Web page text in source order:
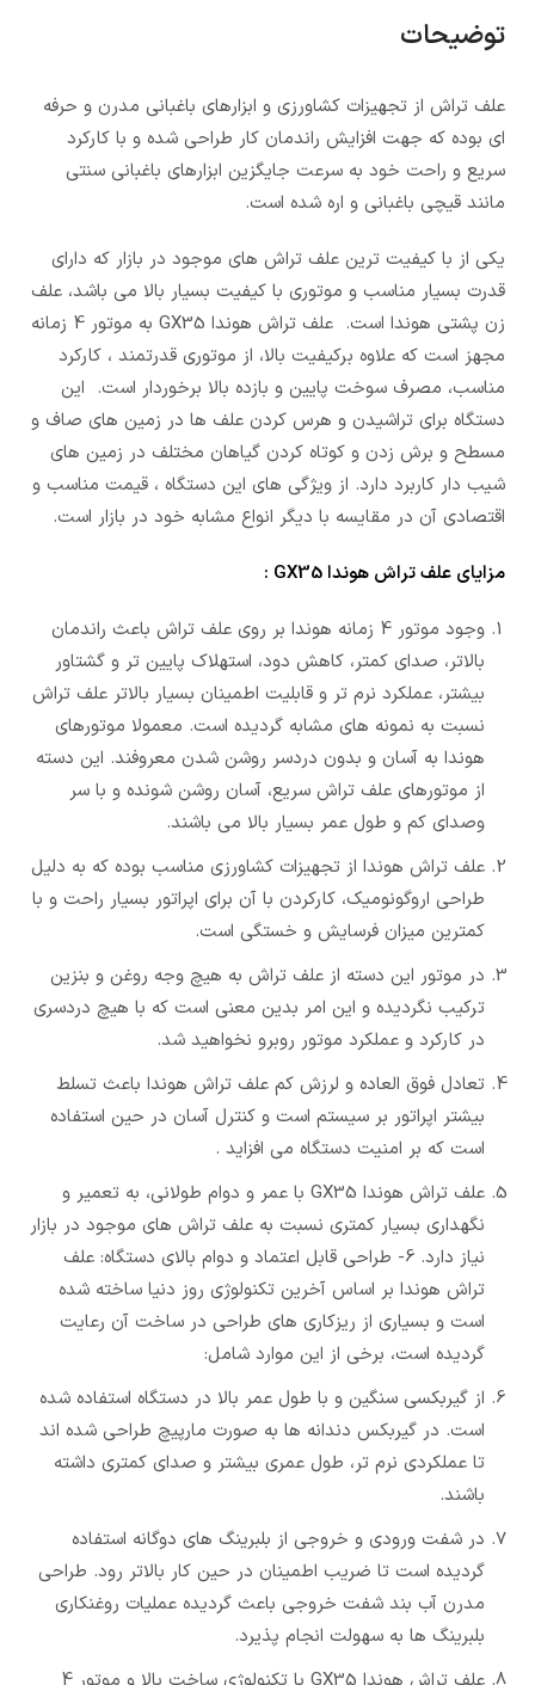
توضیحات
علف تراش از تجهیزات کشاورزی و ابزارهای باغبانی مدرن و حرفه
ای بوده که جهت افزایش راندمان کار طراحی شده و با کارکرد
سریع و راحت خود به سرعت جایگزین ابزارهای باغبانی سنتی
مانند قیچی باغبانی و اره شده است.
یکی از با کیفیت ترین علف تراش های موجود در بازار که دارای
قدرت بسیار مناسب و موتوری با کیفیت بسیار بالا می باشد، علف
زن پشتی هوندا است. علف تراش هوندا GX35 به موتور 4 زمانه
مجهز است که علاوه برکیفیت بالا، از موتوری قدرتمند ، کارکرد
مناسب، مصرف سوخت پایین و بازده بالا برخوردار است. این
دستگاه برای تراشیدن و هرس کردن علف ها در زمین های صاف و
مسطح و برش زدن و کوتاه کردن گیاهان مختلف در زمین های
شیب دار کاربرد دارد. از ویژگی های این دستگاه ، قیمت مناسب و
اقتصادی آن در مقایسه با دیگر انواع مشابه خود در بازار است.
مزایای علف تراش هوندا GX35 :
وجود موتور 4 زمانه هوندا بر روی علف تراش باعث راندمان
بالاتر، صدای کمتر، کاهش دود، استهلاک پایین تر و گشتاور
بیشتر، عملکرد نرم تر و قابلیت اطمینان بسیار بالاتر علف تراش
نسبت به نمونه های مشابه گردیده است. معمولا موتورهای
هوندا به آسان و بدون دردسر روشن شدن معروفند. این دسته
از موتورهای علف تراش سریع، آسان روشن شونده و با سر
وصدای کم و طول عمر بسیار بالا می باشند.
علف تراش هوندا از تجهیزات کشاورزی مناسب بوده که به دلیل
طراحی اروگونومیک، کارکردن با آن برای اپراتور بسیار راحت و با
کمترین میزان فرسایش و خستگی است.
در موتور این دسته از علف تراش به هیچ وجه روغن و بنزین
ترکیب نگردیده و این امر بدین معنی است که با هیچ دردسری
در کارکرد و عملکرد موتور روبرو نخواهید شد.
تعادل فوق العاده و لرزش کم علف تراش هوندا باعث تسلط
بیشتر اپراتور بر سیستم است و کنترل آسان در حین استفاده
است که بر امنیت دستگاه می افزاید .
علف تراش هوندا GX35 با عمر و دوام طولانی، به تعمیر و
نگهداری بسیار کمتری نسبت به علف تراش های موجود در بازار
نیاز دارد. 6- طراحی قابل اعتماد و دوام بالای دستگاه: علف
تراش هوندا بر اساس آخرین تکنولوژی روز دنیا ساخته شده
است و بسیاری از ریزکاری های طراحی در ساخت آن رعایت
گردیده است، برخی از این موارد شامل:
از گیربکسی سنگین و با طول عمر بالا در دستگاه استفاده شده
است. در گیربکس دندانه ها به صورت مارپیچ طراحی شده اند
تا عملکردی نرم تر، طول عمری بیشتر و صدای کمتری داشته
باشند.
در شفت ورودی و خروجی از بلبرینگ های دوگانه استفاده
گردیده است تا ضریب اطمینان در حین کار بالاتر رود. طراحی
مدرن آب بند شفت خروجی باعث گردیده عملیات روغنکاری
بلبرینگ ها به سهولت انجام پذیرد.